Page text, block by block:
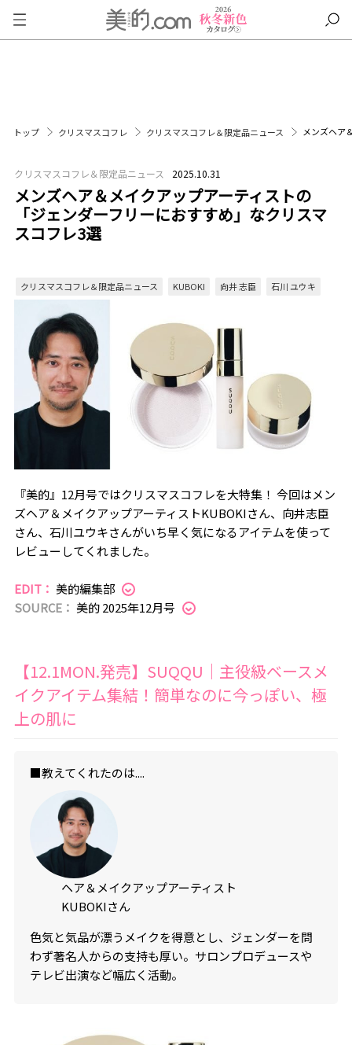
トップ クリスマスコフレ クリスマスコフレ＆限定品ニュース メンズヘア
クリスマスコフレ＆限定品ニュース 2025.10.31
メンズヘア＆メイクアップアーティストの
「ジェンダーフリーにおすすめ」なクリスマ
スコフレ3選
クリスマスコフレ＆限定品ニュース KUBOKI 向井 志臣 石川 ユウキ
『美的』12月号ではクリスマスコフレを大特集！ 今回はメン
ズヘア＆メイクアップアーティストKUBOKIさん、向井志臣
さん、石川ユウキさんがいち早く気になるアイテムを使って
レビューしてくれました。
EDIT： 美的編集部
SOURCE： 美的 2025年12月号
【12.1MON.発売】SUQQU｜主役級ベースメ
イクアイテム集結！簡単なのに今っぽい、極
上の肌に
■教えてくれたのは....
ヘア＆メイクアップアーティスト
KUBOKIさん
色気と気品が漂うメイクを得意とし、ジェンダーを問
わず著名人からの支持も厚い。サロンプロデュースや
テレビ出演など幅広く活動。